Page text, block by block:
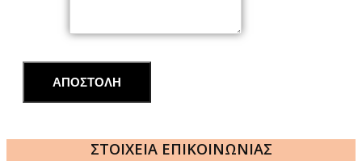
ΑΠΟΣΤΟΛΗ
ΣΤΟΙΧΕΙΑ ΕΠΙΚΟΙΝΩΝΙΑΣ